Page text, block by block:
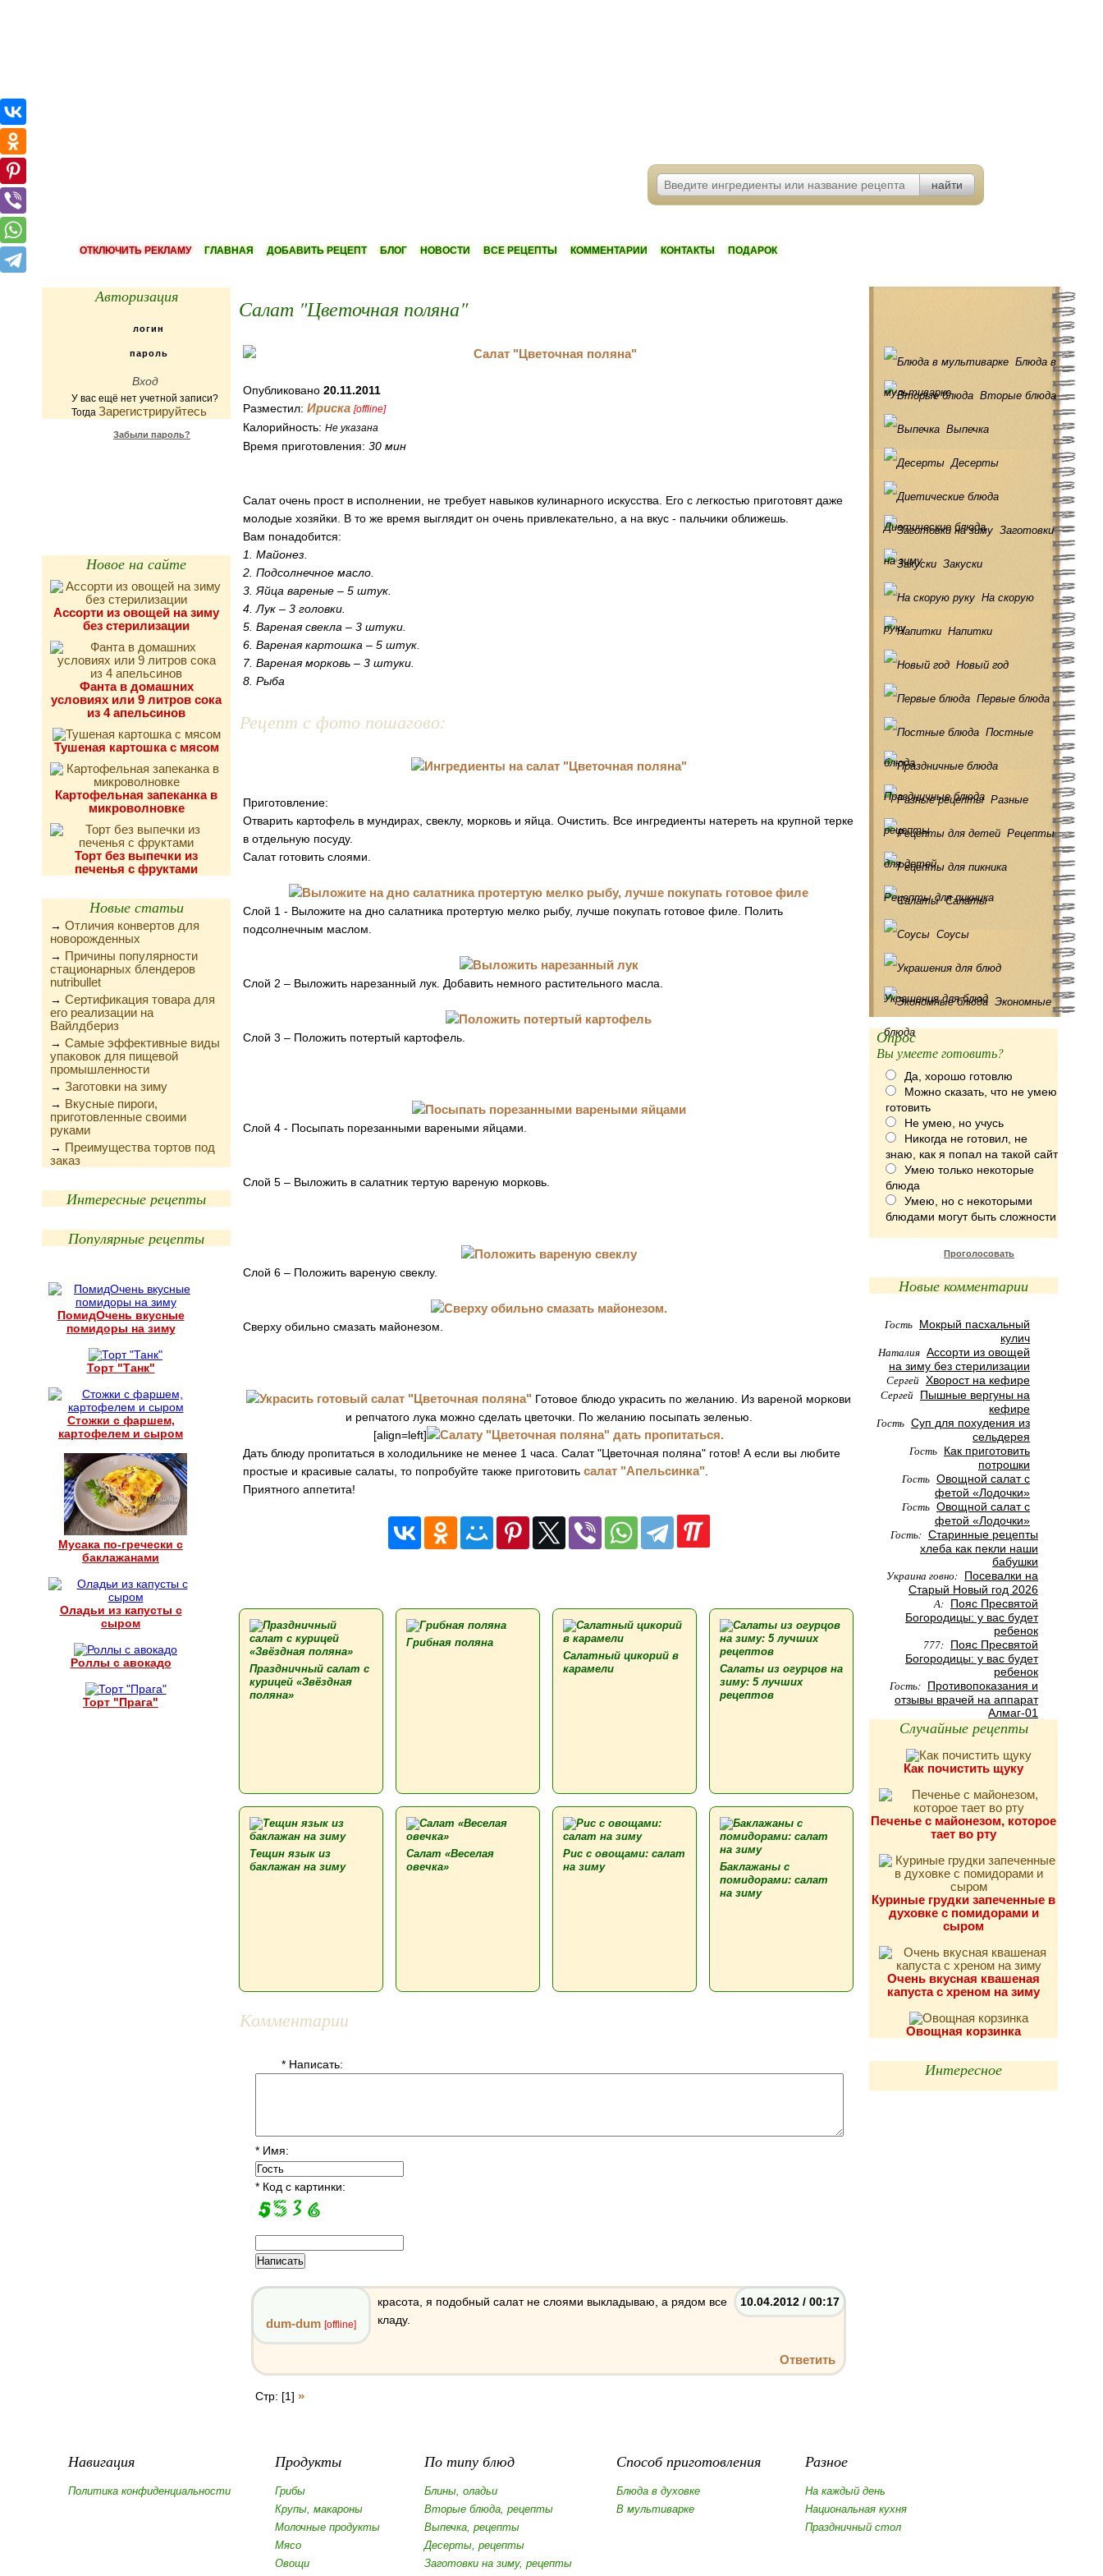
ОТКЛЮЧИТЬ РЕКЛАМУ ГЛАВНАЯ ДОБАВИТЬ РЕЦЕПТ БЛОГ НОВОСТИ ВСЕ РЕЦЕПТЫ КОММЕНТАРИИ КОНТАКТЫ ПОДАРОК
Авторизация
У вас ещё нет учетной записи?
Тогда Зарегистрируйтесь
Забыли пароль?
Новое на сайте
Ассорти из овощей на зиму
без стерилизации
Фанта в домашних
условиях или 9 литров сока
из 4 апельсинов
Тушеная картошка с мясом
Картофельная запеканка в
микроволновке
Торт без выпечки из
печенья с фруктами
Новые статьи
→ Отличия конвертов для
новорожденных
→ Причины популярности
стационарных блендеров
nutribullet
→ Сертификация товара для
его реализации на
Вайлдбериз
→ Самые эффективные виды
упаковок для пищевой
промышленности
→ Заготовки на зиму
→ Вкусные пироги,
приготовленные своими
руками
→ Преимущества тортов под
заказ
Интересные рецепты
Популярные рецепты
ПомидОчень вкусные
помидоры на зиму
Торт "Танк"
Стожки с фаршем,
картофелем и сыром
Мусака по-гречески с
баклажанами
Оладьи из капусты с
сыром
Роллы с авокадо
Торт "Прага"
Салат "Цветочная поляна"
Опубликовано 20.11.2011
Разместил: Ириска [offline]
Калорийность: Не указана
Время приготовления: 30 мин
Салат очень прост в исполнении, не требует навыков кулинарного искусства. Его с легкостью приготовят даже
молодые хозяйки. В то же время выглядит он очень привлекательно, а на вкус - пальчики оближешь.
Вам понадобится:
1. Майонез.
2. Подсолнечное масло.
3. Яйца вареные – 5 штук.
4. Лук – 3 головки.
5. Вареная свекла – 3 штуки.
6. Вареная картошка – 5 штук.
7. Вареная морковь – 3 штуки.
8. Рыба
Рецепт с фото пошагово:
Приготовление:
Отварить картофель в мундирах, свеклу, морковь и яйца. Очистить. Все ингредиенты натереть на крупной терке
в отдельную посуду.
Салат готовить слоями.
Слой 1 - Выложите на дно салатника протертую мелко рыбу, лучше покупать готовое филе. Полить
подсолнечным маслом.
Слой 2 – Выложить нарезанный лук. Добавить немного растительного масла.
Слой 3 – Положить потертый картофель.
Слой 4 - Посыпать порезанными вареными яйцами.
Слой 5 – Выложить в салатник тертую вареную морковь.
Слой 6 – Положить вареную свеклу.
Сверху обильно смазать майонезом.
Готовое блюдо украсить по желанию. Из вареной моркови
и репчатого лука можно сделать цветочки. По желанию посыпать зеленью.
[align=left]
Дать блюду пропитаться в холодильнике не менее 1 часа. Салат "Цветочная поляна" готов! А если вы любите
простые и красивые салаты, то попробуйте также приготовить салат "Апельсинка"
Приятного аппетита!
Праздничный салат с
курицей «Звёздная
поляна»
Грибная поляна
Салатный цикорий в
карамели
Салаты из огурцов на
зиму: 5 лучших
рецептов
Тещин язык из
баклажан на зиму
Салат «Веселая
овечка»
Рис с овощами: салат
на зиму
Баклажаны с
помидорами: салат
на зиму
Комментарии
* Написать:
* Имя:
* Код с картинки:
10.04.2012 / 00:17
dum-dum [offline]
красота, я подобный салат не слоями выкладываю, а рядом все
кладу.
Ответить
Стр: [1] »
Блюда в
мультиварке Вторые блюда
Выпечка
Десерты
Диетические блюда Заготовки
на зиму Закуски
На скорую
руку Напитки
Новый год
Первые блюда
Постные
блюда
Праздничные блюда Разные
рецепты Рецепты
для детей
Рецепты для пикника
Салаты
Соусы
Украшения для блюд Экономные
блюда
Опрос
Вы умеете готовить?
Да, хорошо готовлю
Можно сказать, что не умею
готовить
Не умею, но учусь
Никогда не готовил, не
знаю, как я попал на такой сайт
Умею только некоторые
блюда
Умею, но с некоторыми
блюдами могут быть сложности
Проголосовать
Новые комментарии
Гость Мокрый пасхальный
кулич
Наталия Ассорти из овощей
на зиму без стерилизации
Сергей Хворост на кефире
Сергей Пышные вергуны на
кефире
Гость Суп для похудения из
сельдерея
Гость Как приготовить
потрошки
Гость Овощной салат с
фетой «Лодочки»
Гость Овощной салат с
фетой «Лодочки»
Гость: Старинные рецепты
хлеба как пекли наши
бабушки
Украина говно: Посевалки на
Старый Новый год 2026
А: Пояс Пресвятой
Богородицы: у вас будет
ребенок
777: Пояс Пресвятой
Богородицы: у вас будет
ребенок
Гость: Противопоказания и
отзывы врачей на аппарат
Алмаг-01
Случайные рецепты
Как почистить щуку
Печенье с майонезом, которое
тает во рту
Куриные грудки запеченные в
духовке с помидорами и
сыром
Очень вкусная квашеная
капуста с хреном на зиму
Овощная корзинка
Интересное
Навигация
Политика конфиденциальности
Продукты
Грибы
Крупы, макароны
Молочные продукты
Мясо
Овощи
По типу блюд
Блины, оладьи
Вторые блюда, рецепты
Выпечка, рецепты
Десерты, рецепты
Заготовки на зиму, рецепты
Способ приготовления
Блюда в духовке
В мультиварке
Разное
На каждый день
Национальная кухня
Праздничный стол